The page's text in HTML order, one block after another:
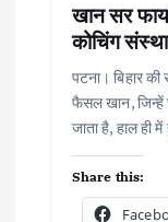
खान सर
कोचिंग
पटना। बिहार की
फैसल खान, जिन्हें
जाता है, हाल ही
Share this: